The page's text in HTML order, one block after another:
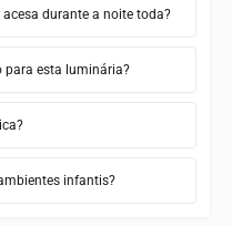
durante a noite toda?
para esta luminária?
infantis?